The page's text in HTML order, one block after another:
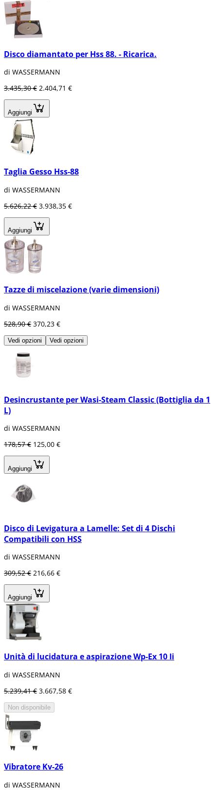
Disco diamantato per Hss 88. - Ricarica.
di WASSERMANN
3.435,30 € 2.404,71 €
Aggiungi
Taglia Gesso Hss-88
di WASSERMANN
5.626,22 € 3.938,35 €
Aggiungi
Tazze di miscelazione (varie dimensioni)
di WASSERMANN
528,90 € 370,23 €
Vedi opzioni Vedi opzioni
Desincrustante per Wasi-Steam Classic (Bottiglia da 1
L)
di WASSERMANN
178,57 € 125,00 €
Aggiungi
Disco di Levigatura a Lamelle: Set di 4 Dischi
Compatibili con HSS
di WASSERMANN
309,52 € 216,66 €
Aggiungi
Unità di lucidatura e aspirazione Wp-Ex 10 Ii
di WASSERMANN
5.239,41 € 3.667,58 €
Non disponibile
Vibratore Kv-26
di WASSERMANN